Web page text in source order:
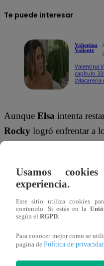
Te puede interesar
Valentina
Valiente
Valentina
capítulo 33:
¡Macarena
Aunque Elsa intenta
Rocky logró enfrentar a
confesión inquietante:
le advierte, dejando a Elsa
El misterioso video
poner en duda todo lo que
¡No te olvides
Usamos
experiencia.
Este sitio utiliza cookies
contenido. Si estás en la
según el RGPD
Para conocer mejor como se
pagina de Política de privacidad